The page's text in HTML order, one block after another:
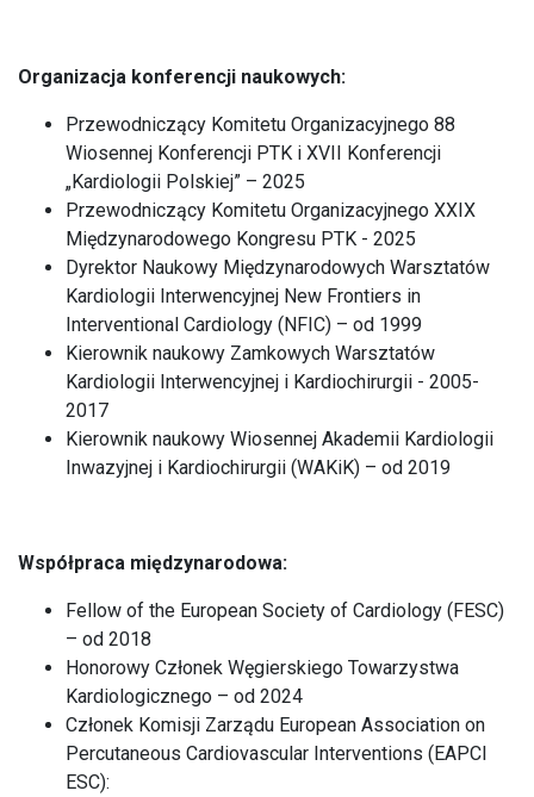
Organizacja konferencji naukowych:
Przewodniczący Komitetu Organizacyjnego 88
Wiosennej Konferencji PTK i XVII Konferencji
„Kardiologii Polskiej” – 2025
Przewodniczący Komitetu Organizacyjnego XXIX
Międzynarodowego Kongresu PTK - 2025
Dyrektor Naukowy Międzynarodowych Warsztatów
Kardiologii Interwencyjnej New Frontiers in
Interventional Cardiology (NFIC) – od 1999
Kierownik naukowy Zamkowych Warsztatów
Kardiologii Interwencyjnej i Kardiochirurgii - 2005-
2017
Kierownik naukowy Wiosennej Akademii Kardiologii
Inwazyjnej i Kardiochirurgii (WAKiK) – od 2019
Współpraca międzynarodowa:
Fellow of the European Society of Cardiology (FESC)
– od 2018
Honorowy Członek Węgierskiego Towarzystwa
Kardiologicznego – od 2024
Członek Komisji Zarządu European Association on
Percutaneous Cardiovascular Interventions (EAPCI
ESC):